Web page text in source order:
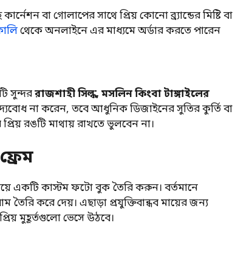
বা গোলাপের সাথে প্রিয় কোনো ব্র্যান্ডের মিষ্টি বা
থেকে অনলাইনে এর মাধ্যমে অর্ডার করতে পারেন
সুন্দররাজশাহী সিল্ক, মসলিন কিংবা টাঙ্গাইলের
না করেন, তবে আধুনিক ডিজাইনের সুতির কুর্তি বা
রঙটি মাথায় রাখতে ভুলবেন না।
একটি কাস্টম ফটো বুক তৈরি করুন। বর্তমানে
করে দেয়। এছাড়া প্রযুক্তিবান্ধব মায়ের জন্য
মুহূর্তগুলো ভেসে উঠবে।